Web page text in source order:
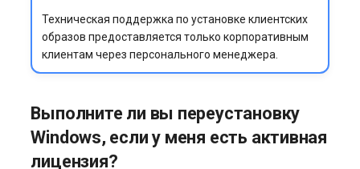
Техническая поддержка по установке клиентских
образов предоставляется только корпоративным
клиентам через персонального менеджера.
Выполните ли вы переустановку
Windows, если у меня есть активная
лицензия?